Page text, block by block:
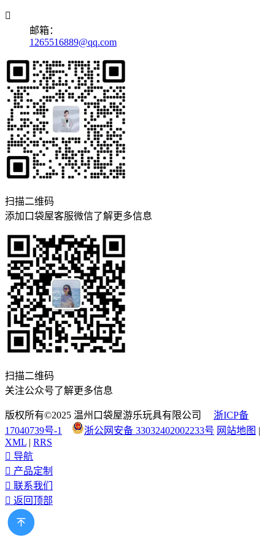

邮箱：
1265516889@qq.com
扫描二维码
添加口袋屋客服微信了解更多信息
扫描二维码
关注公众号了解更多信息
版权所有©2025 温州口袋屋游乐玩具有限公司 浙ICP备
17040739号-1
浙公网安备 33032402002233号 网站地图 |
XML | RRS
 导航
 产品定制
 联系我们
 返回顶部